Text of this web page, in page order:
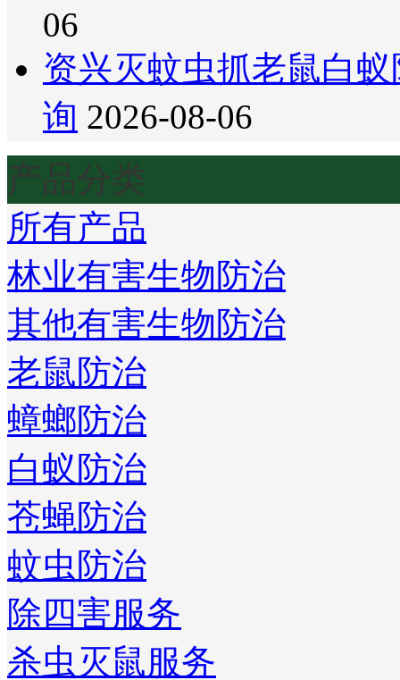
06
资兴灭蚊虫抓老鼠白
询 2026-08-06
产品分类
所有产品
林业有害生物防治
其他有害生物防治
老鼠防治
蟑螂防治
白蚁防治
苍蝇防治
蚊虫防治
除四害服务
杀虫灭鼠服务